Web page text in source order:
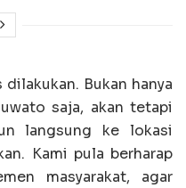
Bukan hanya
saja, akan tetapi
langsung ke lokasi
Kami pula berharap
masyarakat, agar